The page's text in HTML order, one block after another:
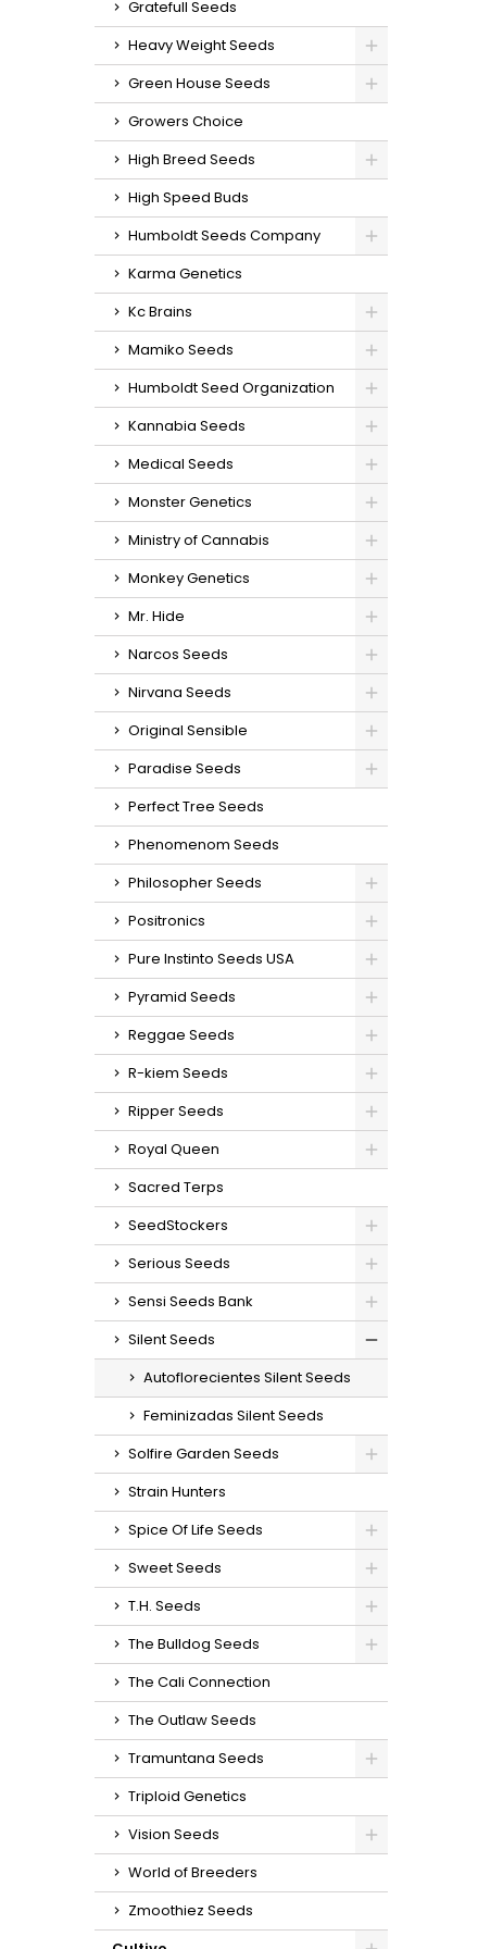
Gratefull Seeds
Heavy Weight Seeds
Green House Seeds
Growers Choice
High Breed Seeds
High Speed Buds
Humboldt Seeds Company
Karma Genetics
Kc Brains
Mamiko Seeds
Humboldt Seed Organization
Kannabia Seeds
Medical Seeds
Monster Genetics
Ministry of Cannabis
Monkey Genetics
Mr. Hide
Narcos Seeds
Nirvana Seeds
Original Sensible
Paradise Seeds
Perfect Tree Seeds
Phenomenom Seeds
Philosopher Seeds
Positronics
Pure Instinto Seeds USA
Pyramid Seeds
Reggae Seeds
R-kiem Seeds
Ripper Seeds
Royal Queen
Sacred Terps
SeedStockers
Serious Seeds
Sensi Seeds Bank
Silent Seeds
Autoflorecientes Silent Seeds
Feminizadas Silent Seeds
Solfire Garden Seeds
Strain Hunters
Spice Of Life Seeds
Sweet Seeds
T.H. Seeds
The Bulldog Seeds
The Cali Connection
The Outlaw Seeds
Tramuntana Seeds
Triploid Genetics
Vision Seeds
World of Breeders
Zmoothiez Seeds